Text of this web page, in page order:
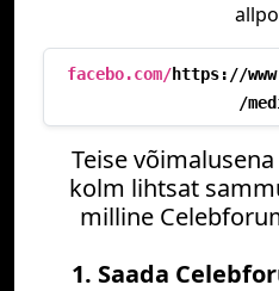
facebo.com/https://
/
Teise
kolm lihtsat
milline
1. Saada